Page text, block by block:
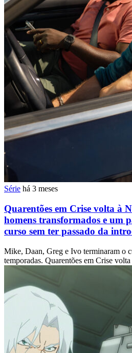
Série há 3 meses
Quarentões em Crise volta à
homens transformados e um
curso sem ter passado da
Mike, Daan, Greg e Ivo terminaram o
temporadas. Quarentões em Crise